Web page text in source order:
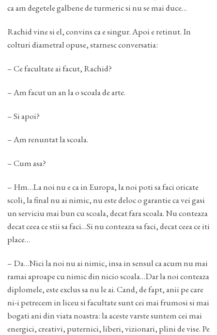
ca am degetele galbene de turmeric si nu se mai duce…
Rachid vine si el, convins ca e singur. Apoi e retinut. In
colturi diametral opuse, starnesc conversatia:
– Ce facultate ai facut, Rachid?
– Am facut un an la o scoala de arte.
– Si apoi?
– Am renuntat la scoala.
– Cum asa?
– Hm…La noi nu e ca in Europa, la noi poti sa faci oricate
scoli, la final nu ai nimic, nu este deloc o garantie ca vei gasi
un serviciu mai bun cu scoala, decat fara scoala. Nu conteaza
decat ceea ce stii sa faci…Si nu conteaza sa faci, decat ceea ce iti
place…
– Da…Nici la noi nu ai nimic, insa in sensul ca acum nu mai
ramai aproape cu nimic din nicio scoala…Dar la noi conteaza
diplomele, este exclus sa nu le ai. Cand, de fapt, anii pe care
ni-i petrecem in liceu si facultate sunt cei mai frumosi si mai
bogati ani din viata noastra: la aceste varste suntem cei mai
energici, creativi, puternici, liberi, vizionari, plini de vise. Pe